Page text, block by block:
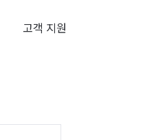
고객 지원